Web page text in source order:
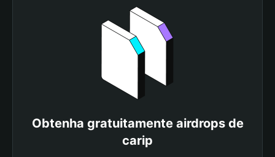
Obtenha gratuitamente airdrops de
carip